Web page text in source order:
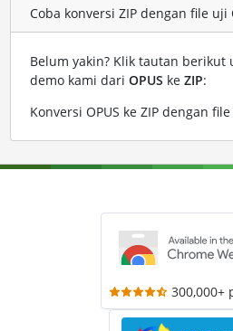
Coba konversi ZIP dengan file uji
Belum yakin? Klik tautan berikut
demo kami dari OPUS ke ZIP:
Konversi OPUS ke ZIP dengan
300,000+